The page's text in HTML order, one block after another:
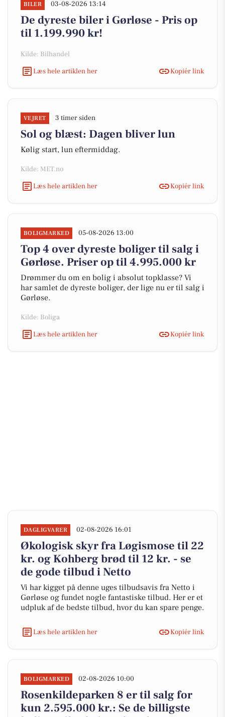
BILER 03-08-2026 13:14
De dyreste biler i Gørløse - Pris op
til 1.199.990 kr!
Kilde: Bilhandel
Læs hele artiklen her
Kopiér link
VEJRET 3 timer siden
Sol og blæst: Dagen bliver lun
Kølig start, lun eftermiddag.
Kilde: MET.no
Læs hele artiklen her
Kopiér link
BOLIGMARKED 05-08-2026 13:00
Top 4 over dyreste boliger til salg i
Gørløse. Priser op til 4.995.000 kr
Drømmer du om en bolig i absolut topklasse? Vi
har samlet de dyreste boliger, der lige nu er til salg i
Gørløse.
Kilde: Boliga
Læs hele artiklen her
Kopiér link
DAGLIGVARER 02-08-2026 16:01
Økologisk skyr fra Løgismose til 22
kr. og Kohberg brød til 12 kr. - se
de gode tilbud i Netto
Vi har kigget på denne uges tilbudsavis fra Netto i
Gørløse og fundet nogle fantastiske tilbud. Her er et
udpluk af de bedste tilbud, hvor du kan spare penge.
Læs hele artiklen her Kopiér link
BOLIGMARKED 02-08-2026 10:00
Rosenkildeparken 8 er til salg for
kun 2.595.000 kr.: Se de billigste